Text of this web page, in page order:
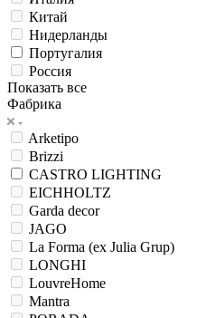
Испания
Италия
Китай
Нидерланды
Португалия
Россия
Показать все
Фабрика
Arketipo
Brizzi
CASTRO LIGHTING
EICHHOLTZ
Garda decor
JAGO
La Forma (ex Julia Grup)
LONGHI